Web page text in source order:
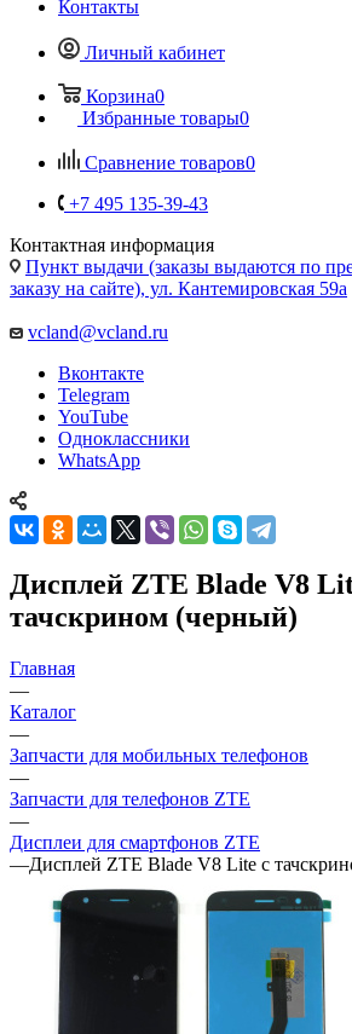
Избранные товары
Пункт выдачи (заказы выдаются по
заказу на сайте), ул. Кантемировская 59а
Telegram
YouTube
Одноклассники
WhatsApp
Дисплей ZTE Blade V8
тачскрином (черный)
—
Каталог
—
Запчасти для мобильных телефонов
—
Запчасти для телефонов ZTE
—
Дисплеи для смартфонов ZTE
—Дисплей ZTE Blade V8 Lite с